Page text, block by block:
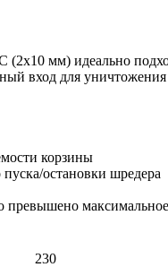
(2x10 мм) идеально
вход для
корзины
остановки шредера
превышено
230